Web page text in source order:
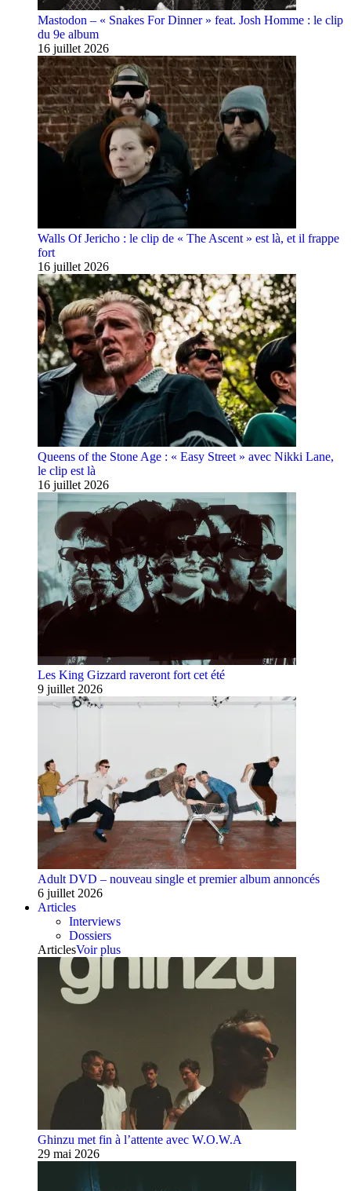
Mastodon – « Snakes For Dinner » feat. Josh Homme : le clip
du 9e album
16 juillet 2026
Walls Of Jericho : le clip de « The Ascent » est là, et il frappe
fort
16 juillet 2026
Queens of the Stone Age : « Easy Street » avec Nikki Lane,
le clip est là
16 juillet 2026
Les King Gizzard raveront fort cet été
9 juillet 2026
Adult DVD – nouveau single et premier album annoncés
6 juillet 2026
Articles
Interviews
Dossiers
ArticlesVoir plus
Ghinzu met fin à l’attente avec W.O.W.A
29 mai 2026